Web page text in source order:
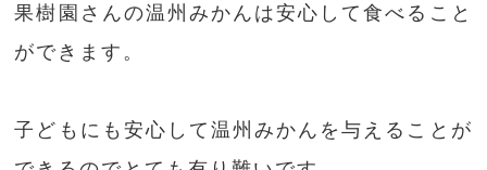
果樹園さんの温州みかんは安心して食べること
ができます。
子どもにも安心して温州みかんを与えることが